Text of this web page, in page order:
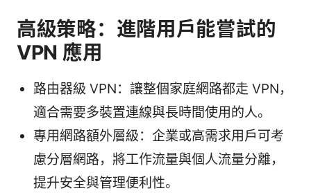
高級策略：進階用戶能嘗試的
VPN 應用
路由器級 VPN：讓整個家庭網路都走 VPN，
適合需要多裝置連線與長時間使用的人。
專用網路額外層級：企業或高需求用戶可考
慮分層網路，將工作流量與個人流量分離，
提升安全與管理便利性。